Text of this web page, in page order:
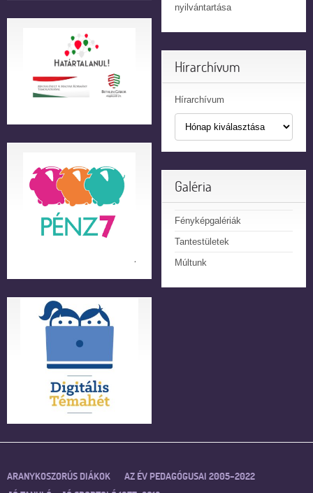
nyilvántartása
Hírarchívum
Hírarchívum
Galéria
Fényképgalériák
Tantestületek
Múltunk
ARANYKOSZORÚS DIÁKOK
AZ ÉV PEDAGÓGUSAI 2005–2022